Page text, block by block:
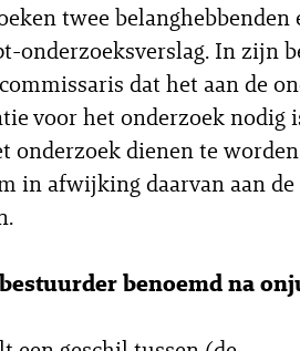
twee
onderzoeksverslag. In zijn
dat het aan de
voor het onderzoek nodig
onderzoek dienen te
in afwijking daarvan aan
benoemd na